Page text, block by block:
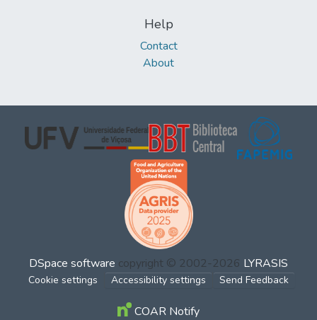
Help
Contact
About
DSpace software copyright © 2002-2026 LYRASIS
Cookie settings Accessibility settings Send Feedback
COAR Notify